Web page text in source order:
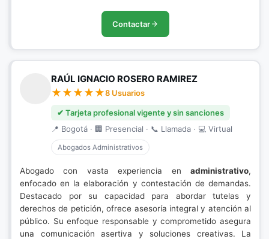
Contactar
RAÚL IGNACIO ROSERO RAMIREZ
8 Usuarios
✔ Tarjeta profesional vigente y sin sanciones
📍 Bogotá · 🏢 Presencial · 📞 Llamada · 💻 Virtual
Abogados Administrativos
Abogado con vasta experiencia en administrativo,
enfocado en la elaboración y contestación de demandas.
Destacado por su capacidad para abordar tutelas y
derechos de petición, ofrece asesoría integral y atención al
público. Su enfoque responsable y comprometido asegura
una comunicación asertiva y soluciones creativas. La